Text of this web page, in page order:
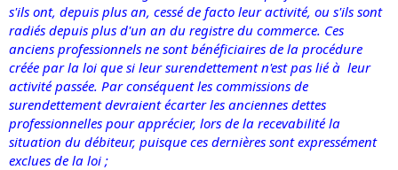
s'ils ont, depuis plus an, cessé de facto leur activité, ou s'ils sont
radiés depuis plus d'un an du registre du commerce. Ces
anciens professionnels ne sont bénéficiaires de la procédure
créée par la loi que si leur surendettement n'est pas lié à leur
activité passée. Par conséquent les commissions de
surendettement devraient écarter les anciennes dettes
professionnelles pour apprécier, lors de la recevabilité la
situation du débiteur, puisque ces dernières sont expressément
exclues de la loi ;